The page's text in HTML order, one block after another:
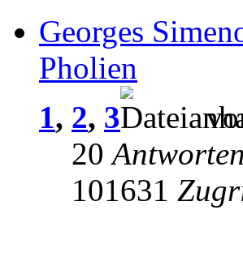
Georges
Pholien
1, 2, 3
20Antworten
101631